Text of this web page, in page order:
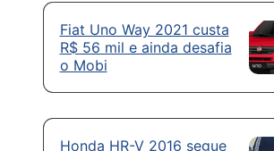
Fiat Uno Way 2021 custa
R$ 56 mil e ainda desafia
o Mobi
Honda HR-V 2016 segue